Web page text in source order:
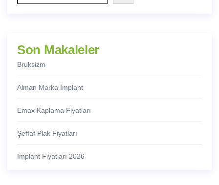
Son Makaleler
Bruksizm
Alman Marka İmplant
Emax Kaplama Fiyatları
Şeffaf Plak Fiyatları
İmplant Fiyatları 2026